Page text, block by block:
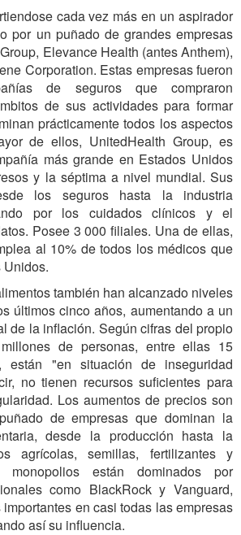
cada vez más en un aspirador
por un puñado de grandes empresas
Elevance Health (antes Anthem),
Corporation. Estas empresas fueron
de seguros que compraron
de sus actividades para formar
prácticamente todos los aspectos
de ellos, UnitedHealth Group, es
más grande en Estados Unidos
y la séptima a nivel mundial. Sus
los seguros hasta la industria
por los cuidados clínicos y el
Posee 3 000 filiales. Una de ellas,
al 10% de todos los médicos que
Unidos.
también han alcanzado niveles
últimos cinco años, aumentando a un
de la inflación. Según cifras del propio
de personas, entre ellas 15
están "en situación de inseguridad
no tienen recursos suficientes para
Los aumentos de precios son
de empresas que dominan la
desde la producción hasta la
agrícolas, semillas, fertilizantes y
monopolios están dominados por
como BlackRock y Vanguard,
en casi todas las empresas
así su influencia.